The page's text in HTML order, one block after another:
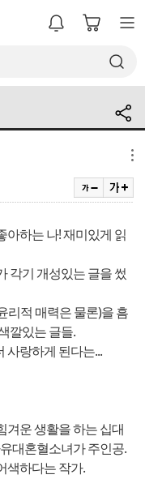
아하는 나! 재미있게 읽
각기 개성있는 글을 썼
리적 매력은 물론)을 흠
깔있는 글들.
사랑하게 된다는...
겨운 생활을 하는 십대
대혼혈소녀가 주인공.
색하다는 작가.